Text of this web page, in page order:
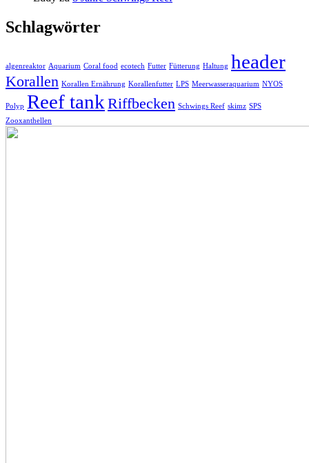
Schlagwörter
algenreaktor Aquarium Coral food ecotech Futter Fütterung Haltung header
Korallen Korallen Ernährung Korallenfutter LPS Meerwasseraquarium NYOS
Polyp Reef tank Riffbecken Schwings Reef skimz SPS
Zooxanthellen